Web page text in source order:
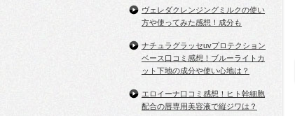
ヴェレダクレンジングミルクの使い
方や使ってみた感想！成分も
ナチュラグラッセuvプロテクション
ベース口コミ感想！ブルーライトカ
ット下地の成分や使い心地は？
エロイーナ口コミ感想！ヒト幹細胞
配合の唇専用美容液で縦ジワは？